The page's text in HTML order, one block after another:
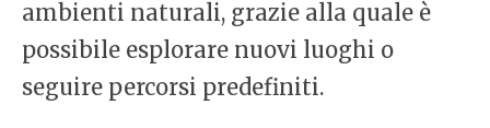
ambienti naturali, grazie alla quale è
possibile esplorare nuovi luoghi o
seguire percorsi predefiniti.